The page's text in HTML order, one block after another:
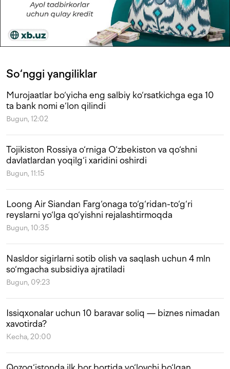
So‘nggi yangiliklar
Murojaatlar bo‘yicha eng salbiy ko‘rsatkichga ega 10
ta bank nomi e‘lon qilindi
Bugun, 12:02
Tojikiston Rossiya o‘rniga O‘zbekiston va qo‘shni
davlatlardan yoqilg‘i xaridini oshirdi
Bugun, 11:15
Loong Air Siandan Farg‘onaga to‘g‘ridan-to‘g‘ri
reyslarni yo‘lga qo‘yishni rejalashtirmoqda
Bugun, 10:35
Nasldor sigirlarni sotib olish va saqlash uchun 4 mln
so‘mgacha subsidiya ajratiladi
Bugun, 09:23
Issiqxonalar uchun 10 baravar soliq — biznes nimadan
xavotirda?
Kecha, 20:00